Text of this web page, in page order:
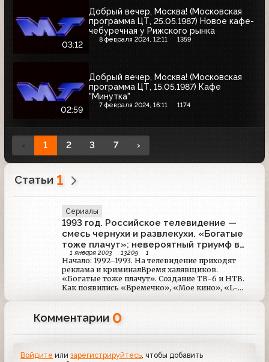
03:12
Добрый вечер, Москва! (Московская
программа ЦТ, 25.05.1987) Новое кафе-
чебуречная у Рижского рынка
8 февраля 2024, 12:11 1359
02:59
Добрый вечер, Москва! (Московская
программа ЦТ, 15.05.1987) Кафе
"Минутка"
7 февраля 2024, 16:11 1174
‹ 1 2 3 7 ›
Статьи 1
Сериалы
1993 год. Российское телевидение —
смесь чернухи и развлекухи. «Богатые
тоже плачут»: невероятный триумф в
России
1 января 2003 13209 1
Начало: 1992–1993. На телевидение приходят
реклама и криминалВремя халявщиков.
«Богатые тоже плачут». Создание ТВ-6 и НТВ.
Как появились «Времечко», «Мое кино», «L-
назначили Александра. Леня Голубков и другие
«обувают» страну.
Комментарии 0
Войдите илизарегистрируйтесь , чтобы добавить